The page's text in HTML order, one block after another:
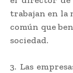
trabajan en la
común que
sociedad.
3. Las